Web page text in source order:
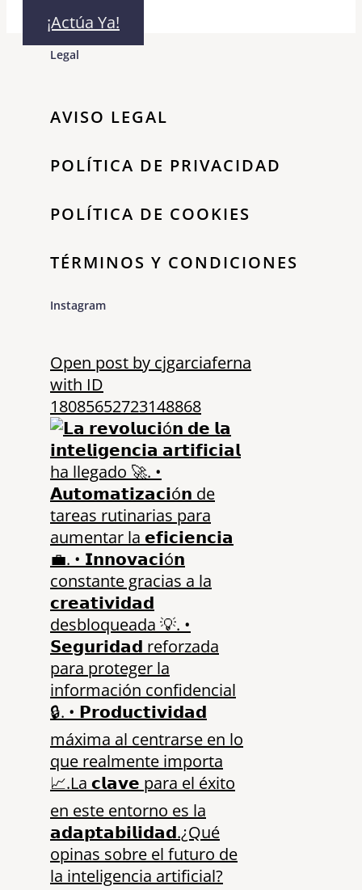
¡Actúa Ya!
Legal
AVISO LEGAL
POLÍTICA DE PRIVACIDAD
POLÍTICA DE COOKIES
TÉRMINOS Y CONDICIONES
Instagram
Open post by cjgarciaferna
with ID
18085652723148868